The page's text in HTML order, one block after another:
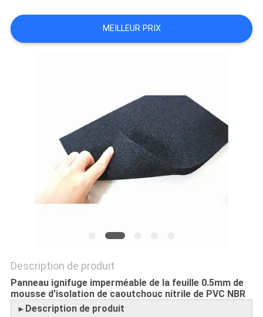
DEMANDEZ
PRIVACY
MEILLEUR PRIX
Description de produit
Panneau ignifuge imperméable de la feuille 0.5mm de
mousse d'isolation de caoutchouc nitrile de PVC NBR
► Description de produit